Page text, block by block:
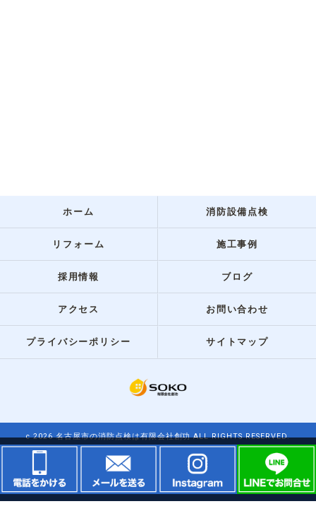
ホーム 消防設備点検
リフォーム 施工事例
採用情報 ブログ
アクセス お問い合わせ
プライバシーポリシー サイトマップ
c 2026 名古屋市の消防点検は有限会社創功 ALL RIGHTS RESERVED.